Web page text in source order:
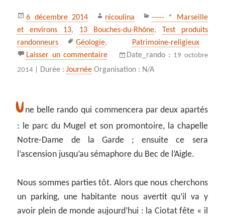
Publié
le
6 décembre 2014 Auteur
nicoulina Catégories
----- * Marseille
et environs 13, 13 Bouches-du-Rhône, Test produits
randonneurs
Mots-
clés
Géologie, Patrimoine-religieux
Laisser un commentairesur La Ciotat, le parc du Mugel, le
Date_rando : 19 octobre
2014 |
Durée :Journée Organisation : N/A
U ne belle rando qui commencera par deux apartés
: le parc du Mugel et son promontoire, la chapelle
Notre-Dame de la Garde ; ensuite ce sera
l’ascension jusqu’au sémaphore du Bec de l’Aigle.
Nous sommes parties tôt. Alors que nous cherchons
un parking, une habitante nous avertit qu’il va y
avoir plein de monde aujourd’hui : la Ciotat fête « il